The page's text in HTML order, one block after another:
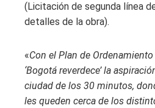
(Licitación de segunda línea
detalles de la obra).
«Con el Plan de
‘Bogotá reverdece’ la
ciudad de los 30 minutos,
les queden cerca de los